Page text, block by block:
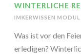
WINTERLICHE
IMKERWISSEN
Was ist vor den
erledigen?